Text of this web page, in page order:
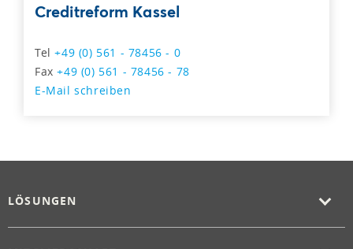
Creditreform Kassel
Tel+49 (0) 561 - 78456 - 0
Fax+49 (0) 561 - 78456 - 78
E-Mail schreiben
LÖSUNGEN